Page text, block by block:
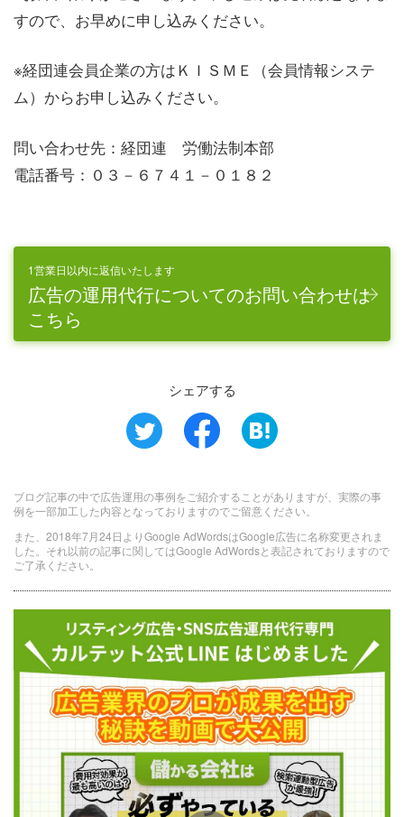
すので、お早めに申し込みください。
※経団連会員企業の方はＫＩＳＭＥ（会員情報システ
ム）からお申し込みください。
問い合わせ先：経団連 労働法制本部
電話番号：０３－６７４１－０１８２
1営業日以内に返信いたします
広告の運用代行についてのお問い合わせは
こちら
シェアする
ブログ記事の中で広告運用の事例をご紹介することがありますが、実際の事
例を一部加工した内容となっておりますのでご留意ください。
また、2018年7月24日よりGoogle AdWordsはGoogle広告に名称変更されま
した。それ以前の記事に関してはGoogle AdWordsと表記されておりますので
ご了承ください。